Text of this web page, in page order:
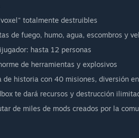
totalmente destruibles
de fuego, humo, agua, escombros y
hasta 12 personas
de herramientas y explosivos
de historia con 40 misiones, diversión
te dará recursos y destrucción
de miles de mods creados por la